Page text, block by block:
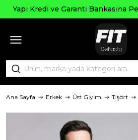
Kredi ve Garanti Bankasına Peşin
Ana Sayfa Erkek Üst Giyim Tişört